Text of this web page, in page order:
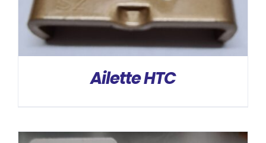
Ailette HTC